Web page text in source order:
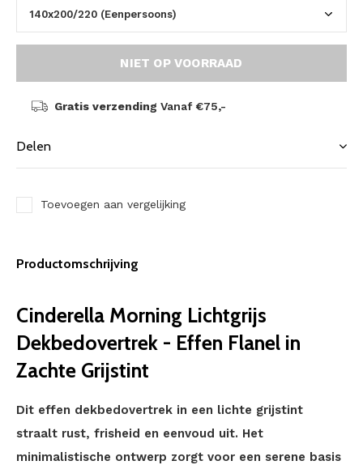
NIET OP VOORRAAD
Gratis verzending Vanaf €75,-
Delen
Toevoegen aan vergelijking
Productomschrijving
Cinderella Morning Lichtgrijs
Dekbedovertrek - Effen Flanel in
Zachte Grijstint
Dit effen dekbedovertrek in een lichte grijstint
straalt rust, frisheid en eenvoud uit. Het
minimalistische ontwerp zorgt voor een serene basis